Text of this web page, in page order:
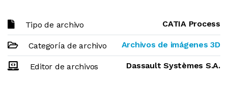
Tipo de archivo CATIA Process
Categoría de archivo Archivos de imágenes 3D
Editor de archivos Dassault Systèmes S.A.